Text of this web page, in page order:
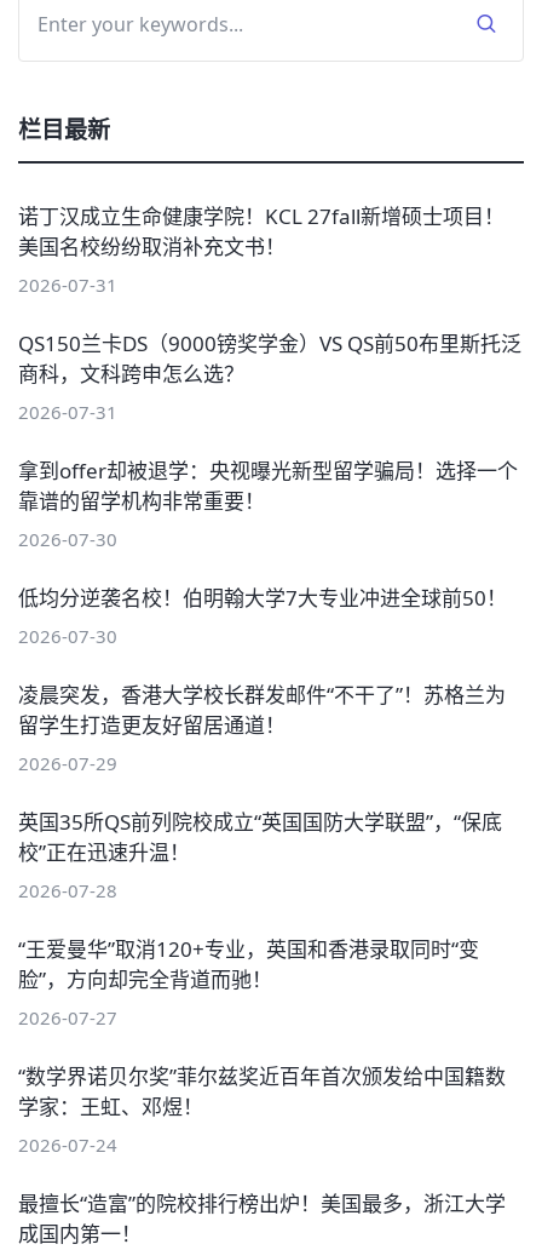
栏目最新
诺丁汉成立生命健康学院！KCL 27fall新增硕士项目！
美国名校纷纷取消补充文书！
2026-07-31
QS150兰卡DS（9000镑奖学金）VS QS前50布里斯托泛
商科，文科跨申怎么选？
2026-07-31
拿到offer却被退学：央视曝光新型留学骗局！选择一个
靠谱的留学机构非常重要！
2026-07-30
低均分逆袭名校！伯明翰大学7大专业冲进全球前50！
2026-07-30
凌晨突发，香港大学校长群发邮件“不干了”！苏格兰为
留学生打造更友好留居通道！
2026-07-29
英国35所QS前列院校成立“英国国防大学联盟”，“保底
校”正在迅速升温！
2026-07-28
“王爱曼华”取消120+专业，英国和香港录取同时“变
脸”，方向却完全背道而驰！
2026-07-27
“数学界诺贝尔奖”菲尔兹奖近百年首次颁发给中国籍数
学家：王虹、邓煜！
2026-07-24
最擅长“造富”的院校排行榜出炉！美国最多，浙江大学
成国内第一！